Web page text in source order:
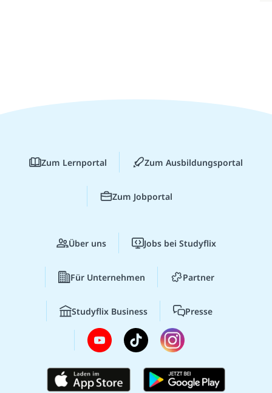
Zum Lernportal Zum Ausbildungsportal
Zum Jobportal
Über uns Jobs bei Studyflix
Für Unternehmen Partner
Studyflix Business Presse